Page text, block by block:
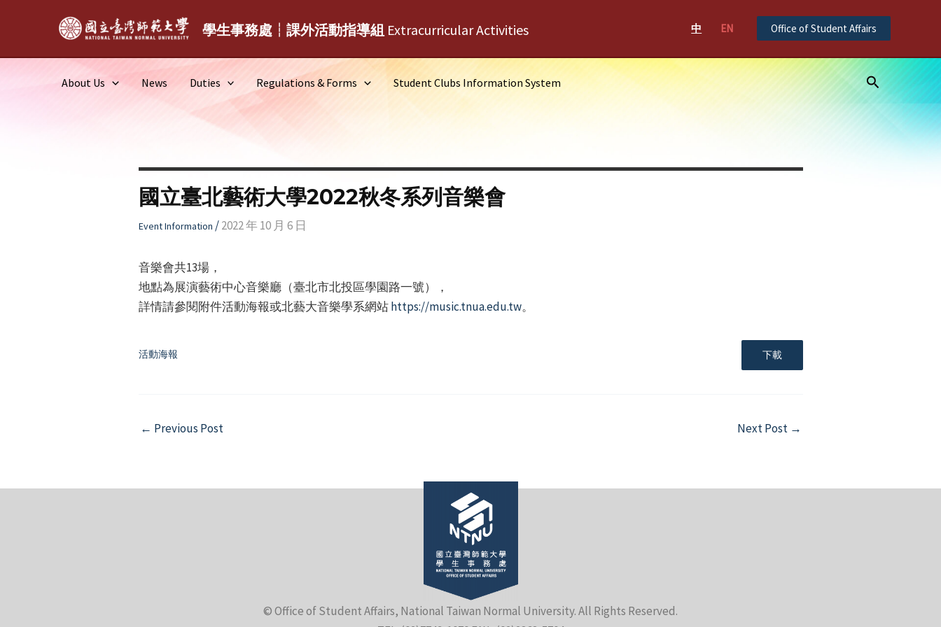
學生事務處┆課外活動指導組 Extracurricular Activities 中 EN Office of Student Affairs
About Us News Duties Regulations & Forms Student Clubs Information System Search
國立臺北藝術大學2022秋冬系列音樂會
Event Information /2022 年 10 月 6 日
音樂會共13場，
地點為展演藝術中心音樂廳（臺北市北投區學園路一號），
詳情請參閱附件活動海報或北藝大音樂學系網站https://music.tnua.edu.tw。
活動海報 下載
Post
← Previous Post Next Post →
© Office of Student Affairs, National Taiwan Normal University. All Rights Reserved.